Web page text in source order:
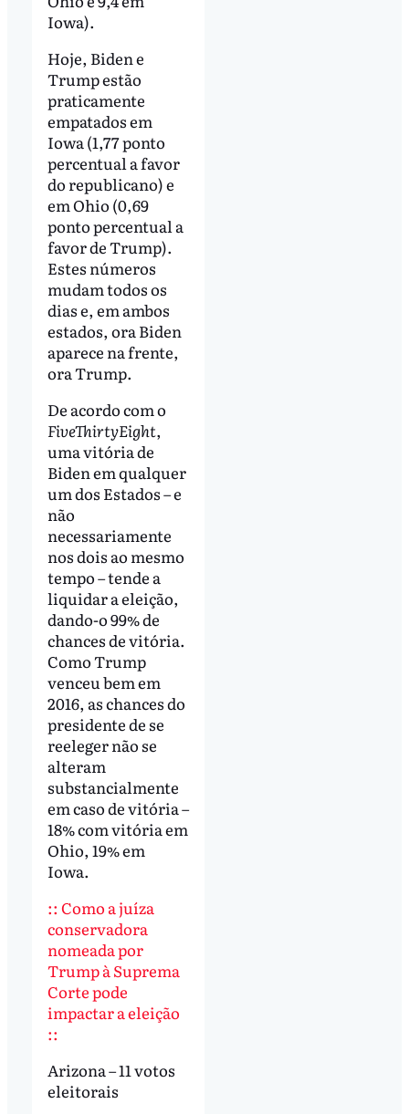
Iowa).
Hoje, Biden e
Trump estão
praticamente
empatados em
Iowa (1,77 ponto
percentual a favor
do republicano) e
em Ohio (0,69
ponto percentual a
favor de Trump).
Estes números
mudam todos os
dias e, em ambos
estados, ora Biden
aparece na frente,
ora Trump.
De acordo com o
FiveThirtyEight,
uma vitória de
Biden em qualquer
um dos Estados – e
não
necessariamente
nos dois ao mesmo
tempo – tende a
liquidar a eleição,
dando-o 99% de
chances de vitória.
Como Trump
venceu bem em
2016, as chances do
presidente de se
reeleger não se
alteram
substancialmente
em caso de vitória –
18% com vitória em
Ohio, 19% em
Iowa.
:: Como a juíza
conservadora
nomeada por
Trump à Suprema
Corte pode
impactar a eleição
::
Arizona – 11 votos
eleitorais